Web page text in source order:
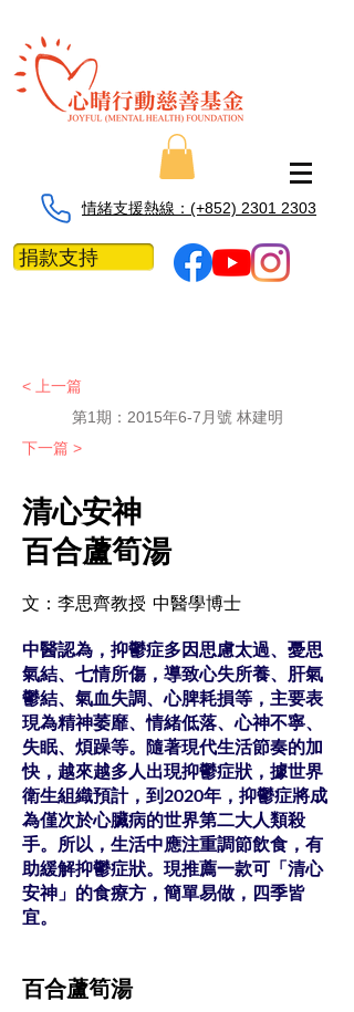
情緒支援熱線：​​(+852) 2301 2303
捐款支持
< 上一篇
第1期： 2015年6-7月號 林建明
下一篇 >
清心安神
百合蘆筍湯
文：李思齊教授 中醫學博士
中醫認為，抑鬱症多因思慮太過、憂思
氣結、七情所傷，導致心失所養、肝氣
鬱結、氣血失調、心脾耗損等，主要表
現為精神萎靡、情緒低落、心神不寧、
失眠、煩躁等。隨著現代生活節奏的加
快，越來越多人出現抑鬱症狀，據世界
衛生組織預計，到2020年，抑鬱症將成
為僅次於心臟病的世界第二大人類殺
手。所以，生活中應注重調節飲食，有
助緩解抑鬱症狀。現推薦一款可「清心
安神」的食療方，簡單易做，四季皆
宜。
百合蘆筍湯